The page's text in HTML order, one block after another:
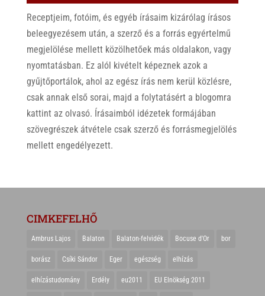
Receptjeim, fotóim, és egyéb írásaim kizárólag írásos
beleegyezésem után, a szerző és a forrás egyértelmű
megjelölése mellett közölhetőek más oldalakon, vagy
nyomtatásban. Ez alól kivételt képeznek azok a
gyűjtőportálok, ahol az egész írás nem kerül közlésre,
csak annak első sorai, majd a folytatásért a blogomra
kattint az olvasó. Írásaimból idézetek formájában
szövegrészek átvétele csak szerző és forrásmegjelölés
mellett engedélyezett.
CIMKEFELHŐ
Ambrus Lajos Balaton Balaton-felvidék Bocuse d'Or bor
borász Csíki Sándor Eger egészség elhízás
elhízástudomány Erdély eu2011 EU Elnökség 2011